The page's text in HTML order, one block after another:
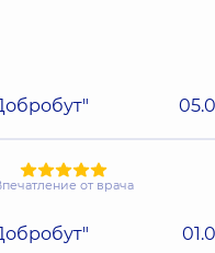
от врача